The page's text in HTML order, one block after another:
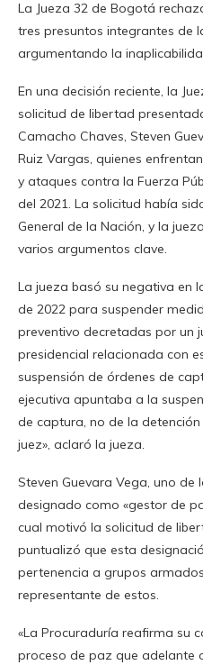
La Jueza 32 de Bogotá
tres presuntos integrantes de
argumentando la
En una decisión reciente, la
solicitud de libertad
Camacho Chaves, Steven
Ruiz Vargas, quienes
y ataques contra la Fuerza
del 2021. La solicitud había
General de la Nación, y la
varios argumentos clave.
La jueza basó su negativa en
de 2022 para suspender
preventivo decretadas por un
presidencial relacionada con
suspensión de órdenes de
ejecutiva apuntaba a la
de captura, no de la
juez», aclaró la jueza.
Steven Guevara Vega, uno de
designado como «gestor de
cual motivó la solicitud de
puntualizó que esta
pertenencia a grupos
representante de estos.
«La Procuraduría reafirma su
proceso de paz que adelante